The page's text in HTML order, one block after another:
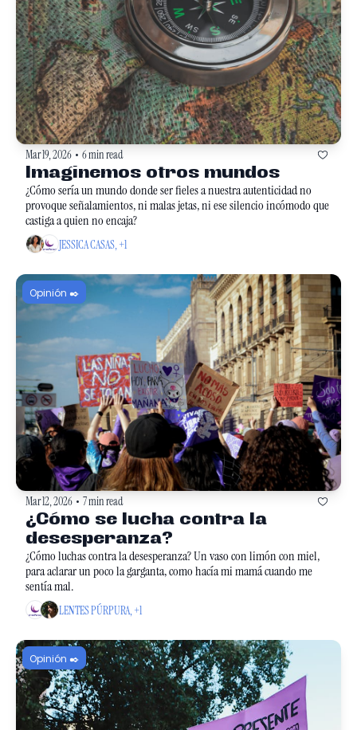
Mar 19, 2026 • 6 min read
Imaginemos otros mundos
¿Cómo sería un mundo donde ser fieles a nuestra autenticidad no
provoque señalamientos, ni malas jetas, ni ese silencio incómodo que
castiga a quien no encaja?
JESSICA CASAS, +1
Opinión ✒️
Mar 12, 2026 • 7 min read
¿Cómo se lucha contra la
desesperanza?
¿Cómo luchas contra la desesperanza? Un vaso con limón con miel,
para aclarar un poco la garganta, como hacía mi mamá cuando me
sentía mal.
LENTES PÚRPURA, +1
Opinión ✒️